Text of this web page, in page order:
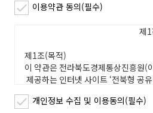
이용약관 동의(필수)
개인정보 수집 및 이용동의(필수)